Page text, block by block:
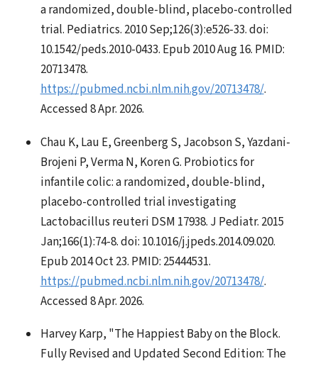
a randomized, double-blind, placebo-controlled
trial. Pediatrics. 2010 Sep;126(3):e526-33. doi:
10.1542/peds.2010-0433. Epub 2010 Aug 16. PMID:
20713478.
https://pubmed.ncbi.nlm.nih.gov/20713478/.
Accessed 8 Apr. 2026.
Chau K, Lau E, Greenberg S, Jacobson S, Yazdani-
Brojeni P, Verma N, Koren G. Probiotics for
infantile colic: a randomized, double-blind,
placebo-controlled trial investigating
Lactobacillus reuteri DSM 17938. J Pediatr. 2015
Jan;166(1):74-8. doi: 10.1016/j.jpeds.2014.09.020.
Epub 2014 Oct 23. PMID: 25444531.
https://pubmed.ncbi.nlm.nih.gov/20713478/.
Accessed 8 Apr. 2026.
Harvey Karp, "The Happiest Baby on the Block.
Fully Revised and Updated Second Edition: The